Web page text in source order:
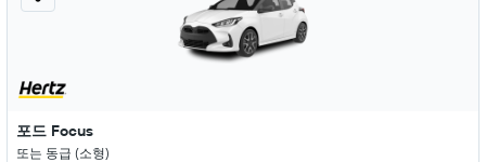
포드 Focus
또는 동급 (소형)